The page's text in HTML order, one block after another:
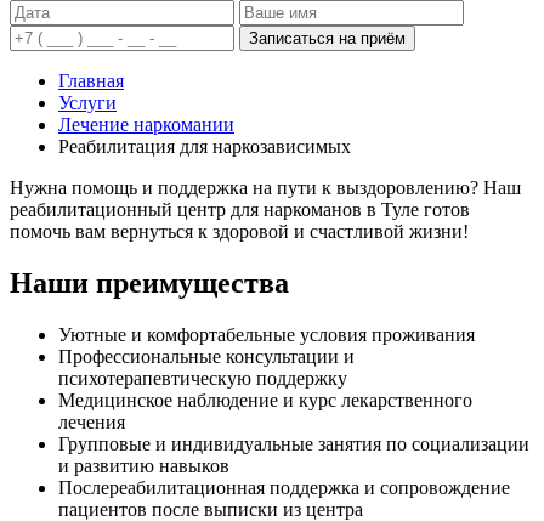
Записаться на приём
Главная
Услуги
Лечение наркомании
Реабилитация для наркозависимых
Нужна помощь и поддержка на пути к выздоровлению? Наш
реабилитационный центр для наркоманов в Туле готов
помочь вам вернуться к здоровой и счастливой жизни!
Наши преимущества
Уютные и комфортабельные условия проживания
Профессиональные консультации и
психотерапевтическую поддержку
Медицинское наблюдение и курс лекарственного
лечения
Групповые и индивидуальные занятия по социализации
и развитию навыков
Послереабилитационная поддержка и сопровождение
пациентов после выписки из центра